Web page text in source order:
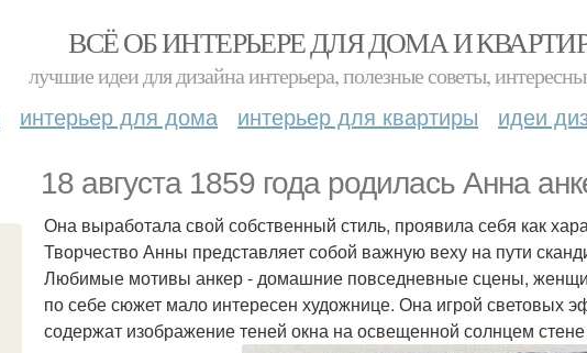
ВСЁ ОБ ИНТЕРЬЕРЕ ДЛЯ ДОМА И
лучшие идеи для дизайна интерьера, полезные советы,
интерьер для дома интерьер для квартиры идеи
18 августа 1859 года родилась Анна
Она выработала свой собственный стиль, проявила себя как
Творчество Анны представляет собой важную веху на пути
Любимые мотивы анкер - домашние повседневные сцены,
по себе сюжет мало интересен художнице. Она игрой световых
содержат изображение теней окна на освещенной солнцем стене